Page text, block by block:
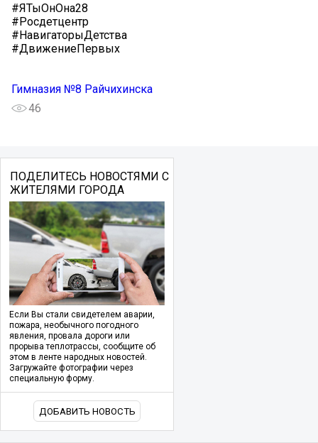
#ЯТыОнОна28
#Росдетцентр
#НавигаторыДетства
#ДвижениеПервых
Гимназия №8 Райчихинска
46
ПОДЕЛИТЕСЬ НОВОСТЯМИ С
ЖИТЕЛЯМИ ГОРОДА
Если Вы стали свидетелем аварии,
пожара, необычного погодного
явления, провала дороги или
прорыва теплотрассы, сообщите об
этом в ленте народных новостей.
Загружайте фотографии через
специальную форму.
ДОБАВИТЬ НОВОСТЬ